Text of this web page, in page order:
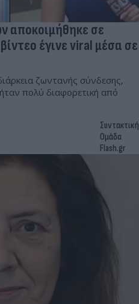
αποκοιμήθηκε σε
έγινε viral μέσα σε
ζωντανής σύνδεσης,
πολύ διαφορετική από
Συντακτική
Ομάδα
Flash.gr